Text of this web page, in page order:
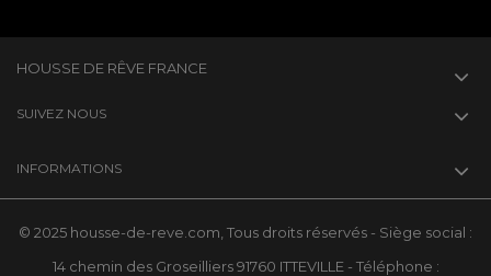
HOUSSE DE RÊVE FRANCE
SUIVEZ NOUS
INFORMATIONS
© 2025 housse-de-reve.com, Tous droits réservés - Siège social :
14 chemin des Groseilliers 91760 ITTEVILLE - Téléphone :